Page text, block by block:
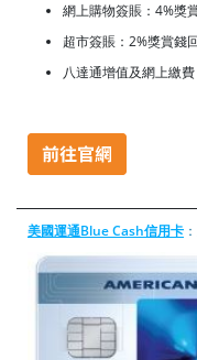
網上購物簽賬：4%獎
超市簽賬：2%獎賞錢
八達通增值及網上繳
美國運通Blue Cash信用卡 ：